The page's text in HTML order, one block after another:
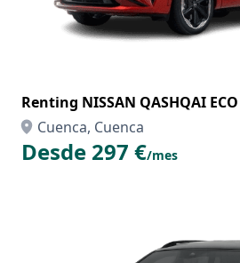
Renting NISSAN QASHQAI ECO
Cuenca, Cuenca
Desde 297 €/mes